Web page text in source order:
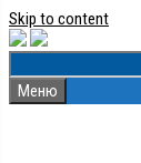
Skip to content
Меню